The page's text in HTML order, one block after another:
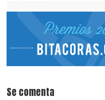
Se comenta